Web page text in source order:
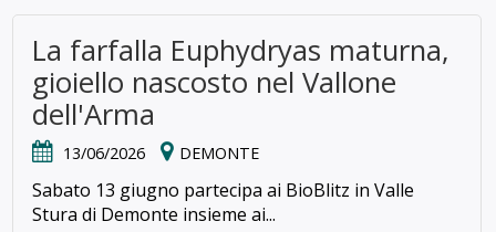
La farfalla Euphydryas maturna,
gioiello nascosto nel Vallone
dell'Arma
13/06/2026 DEMONTE
Sabato 13 giugno partecipa ai BioBlitz in Valle
Stura di Demonte insieme ai...